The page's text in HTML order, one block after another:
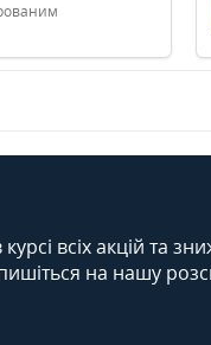
всіх акцій та
на нашу